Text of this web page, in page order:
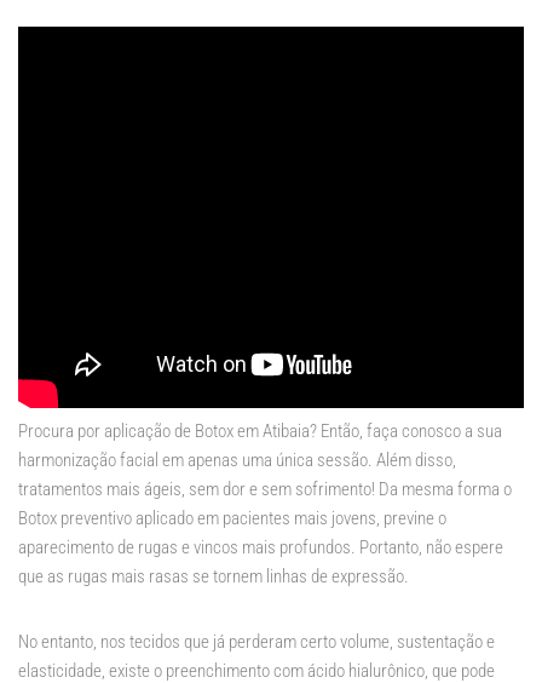
Procura por aplicação de Botox em Atibaia? Então, faça conosco a sua
harmonização facial em apenas uma única sessão. Além disso,
tratamentos mais ágeis, sem dor e sem sofrimento! Da mesma forma o
Botox preventivo aplicado em pacientes mais jovens, previne o
aparecimento de rugas e vincos mais profundos. Portanto, não espere
que as rugas mais rasas se tornem linhas de expressão.
No entanto, nos tecidos que já perderam certo volume, sustentação e
elasticidade, existe o preenchimento com ácido hialurônico, que pode